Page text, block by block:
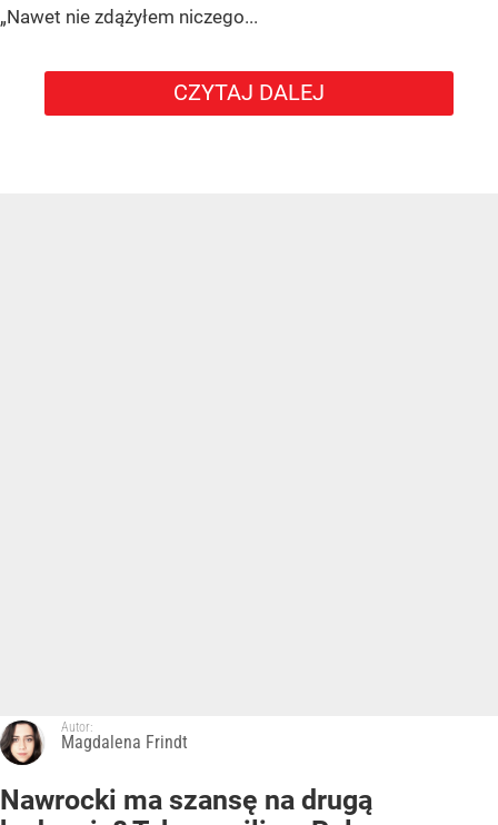
„Nawet nie zdążyłem niczego...
CZYTAJ DALEJ
Autor:
Magdalena Frindt
Nawrocki ma szansę na drugą